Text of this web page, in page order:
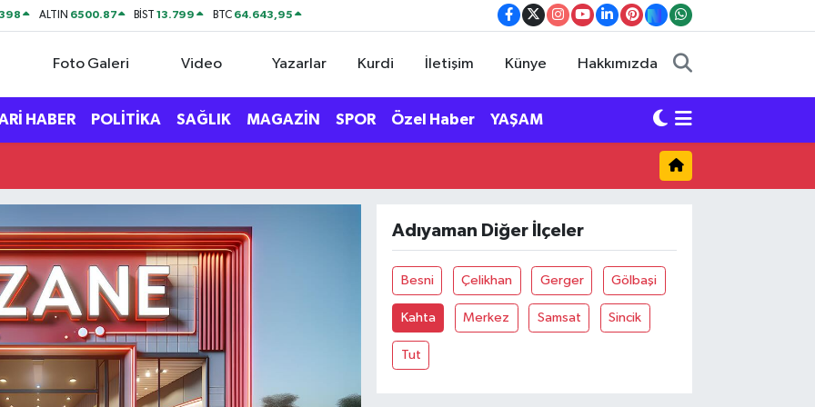
ALTIN 6500.87 BİST13.799 BTC 64.643,95
Foto Galeri Video Yazarlar Kurdi İletişim Künye Hakkımızda
HABER POLİTİKA SAĞLIK MAGAZİN SPOR Özel Haber YAŞAM
Adıyaman Diğer İlçeler
Besni Çelikhan Gerger Gölbaşi
Kahta Merkez Samsat Sincik
Tut